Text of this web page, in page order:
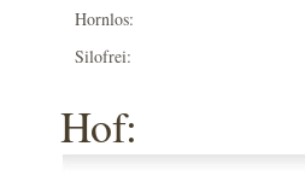
Hornlos:
Silofrei:
Hof: